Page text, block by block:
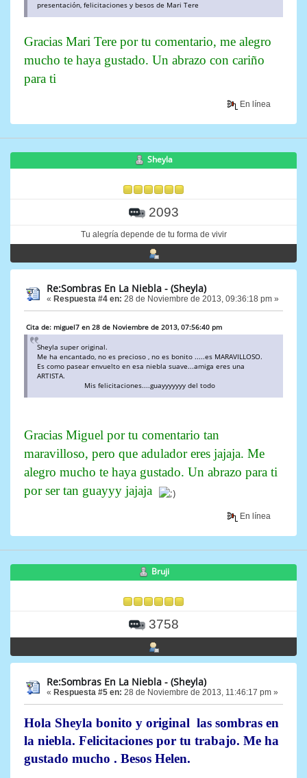
presentación, felicitaciones y besos de Mari Tere
Gracias Mari Tere por tu comentario, me alegro
mucho te haya gustado. Un abrazo con cariño
para ti
En línea
Sheyla
2093
Tu alegría depende de tu forma de vivir
Re:Sombras En La Niebla - (Sheyla)
« Respuesta #4 en: 28 de Noviembre de 2013, 09:36:18 pm »
Cita de: miguel7 en 28 de Noviembre de 2013, 07:56:40 pm
Sheyla super original.
Me ha encantado, no es precioso , no es bonito .....es MARAVILLOSO.
Es como pasear envuelto en esa niebla suave...amiga eres una
ARTISTA.
Mis felicitaciones....guayyyyyyy del todo
Gracias Miguel por tu comentario tan
maravilloso, pero que adulador eres jajaja. Me
alegro mucho te haya gustado. Un abrazo para ti
por ser tan guayyy jajaja
En línea
Bruji
3758
Re:Sombras En La Niebla - (Sheyla)
« Respuesta #5 en: 28 de Noviembre de 2013, 11:46:17 pm »
Hola Sheyla bonito y original las sombras en
la niebla. Felicitaciones por tu trabajo. Me ha
gustado mucho . Besos Helen.